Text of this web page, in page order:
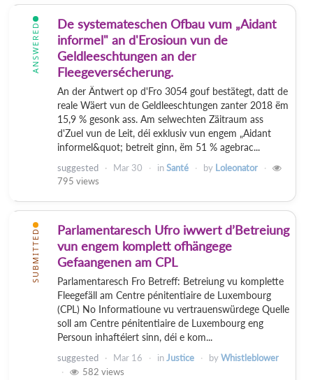
ANSWERED
De systemateschen Ofbau vum „Aidant
informel" an d'Erosioun vun de
Geldleeschtungen an der
Fleegeversécherung.
An der Äntwert op d'Fro 3054 gouf bestätegt, datt de
reale Wäert vun de Geldleeschtungen zanter 2018 ëm
15,9 % gesonk ass. Am selwechten Zäitraum ass
d'Zuel vun de Leit, déi exklusiv vun engem „Aidant
informel&quot; betreit ginn, ëm 51 % agebrac...
suggested Mar 30 inSanté by Loleonator
795 views
SUBMITTED
Parlamentaresch Ufro iwwert d’Betreiung
vun engem komplett ofhängege
Gefaangenen am CPL
Parlamentaresch Fro Betreff: Betreiung vu komplette
Fleegefäll am Centre pénitentiaire de Luxembourg
(CPL) No Informatioune vu vertrauenswürdege Quelle
soll am Centre pénitentiaire de Luxembourg eng
Persoun inhaftéiert sinn, déi e kom...
suggested Mar 16 inJustice byWhistleblower
582 views